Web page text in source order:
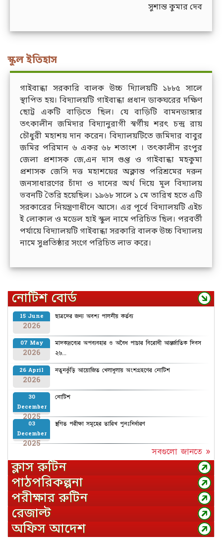
সুশান্ত কুমার দেব
স্কুল ইতিহাস
গাইবান্ধা সরকারি বালক উচ্চ দ্যিালয়টি ১৮৮৫ সালে
স্থাপিত হয়। বিদ্যালয়টি গাইবান্ধা প্রধান ডাকঘরের দক্ষিণ
ছোট্ট একটি বাড়িতে ছিল। যে বাড়িটি বামনডাঙ্গার
তৎকালীন জমিদার বিদ্যানুরাগী স্বর্গীয় শরৎ চন্দ্র রায়
চৌধুরী মহাশয় দান করেন। বিদ্যালয়টিতে জমিদার বাবুর
জমির পরিমান ৬ একর ৬৮ শতাংশ । তৎকালীন রংপুর
জেলা প্রশাসক জে,এন দাস গুপ্ত ও গাইবান্ধা মহকুমা
প্রশাসক জেসি দত্ত মহাশয়ের অক্লান্ত পরিশ্রমের দরুন
জনসাধারণের চাঁদা ও দানের অর্থ দিয়ে মূল বিদ্যালয়
ভবনটি তৈরি হয়েছিল। ১৯৬৮ সালে ১ মে তারিখ হতে এটি
সরকারের নিয়ন্ত্রণাধীনে আসে। এর পূর্বে বিদ্যালয়টি এইচ
ই লোকাল ও মডেল হাই স্কুল নামে পরিচিত ছিল। পরবর্তী
পর্যায়ে বিদ্যালয়টি গাইবান্ধা সরকারি বালক উচ্চ বিদ্যালয়
নামে সুপ্রতিষ্ঠার সংগে পরিচিত লাভ করে।
নোটিশ বোর্ড
15 June
2026
ছাত্রদের জন্য অবশ্য পালনীয় কর্তব্য
07 May
2026
মাদকদ্রব্যের অপব্যবহার ও অবৈধ পাচার বিরোধী আন্তর্জাতিক দিবস
২৬...
26 April
2026
নতুনকুঁড়ি আয়োজিত খেলাধুলায় অংশগ্রহণের নোটিশ
30
December
2025
নোটিশ
03
December
2025
স্থগিত পরীক্ষা সমূহের তারিখ পুনঃনির্ধারণ
সবগুলো জানতে »
ক্লাস রুটিন
পাঠপরিকল্পনা
পরীক্ষার রুটিন
রেজাল্ট
অফিস আদেশ